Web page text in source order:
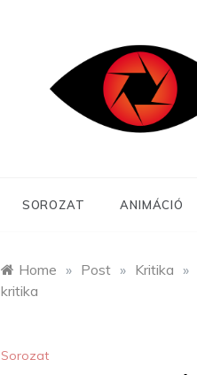
SOROZAT ANIMÁCIÓ
Home » Post » Kritika »
kritika
Sorozat